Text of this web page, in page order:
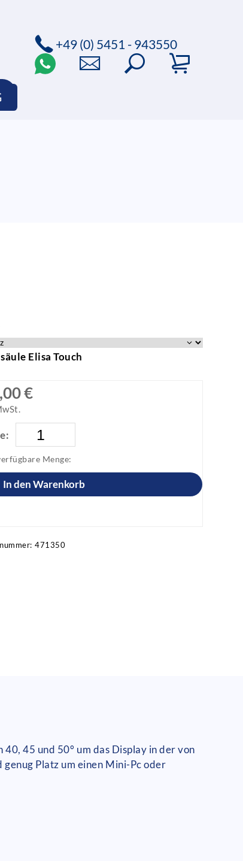
+49 (0) 5451 - 943550
Elisa Touch
€
Menge:
In den Warenkorb
471350
45 und 50° um das Display in der von
Platz um einen Mini-Pc oder